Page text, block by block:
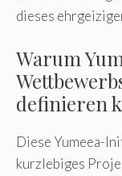
dieses
Warum
definieren
Diese Yumeea-
kurzlebiges